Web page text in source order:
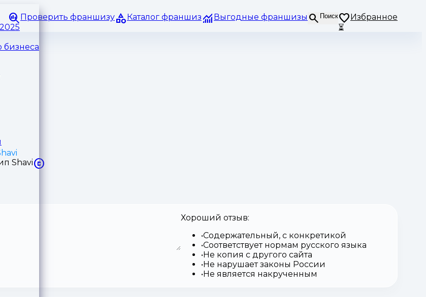
Проверить франшизу Каталог франшиз Выгодные франшизы Поиск
Избранное
⏳
Хороший отзыв:
Содержательный, с конкретикой
Соответствует нормам русского языка
Не копия с другого сайта
Не нарушает законы России
Не является накрученным